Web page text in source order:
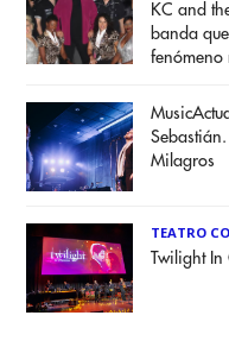
KC and
banda
fenómeno
Milagros
TEATRO
Twilight In